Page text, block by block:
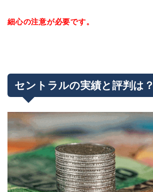
細心の注意が必要です。
セントラルの実績と評判は？